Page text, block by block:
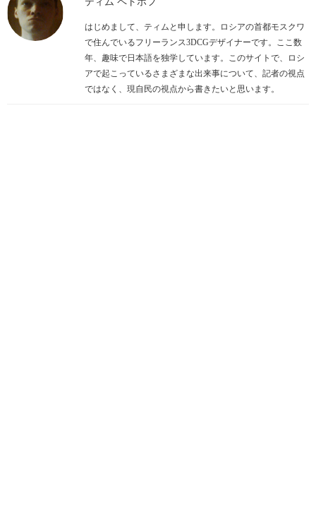
はじめまして、ティムと申します。ロシアの首都モスクワ
で住んでいるフリーランス3DCGデザイナーです。ここ数
年、趣味で日本語を独学しています。このサイトで、ロシ
アで起こっているさまざまな出来事について、記者の視点
ではなく、現自民の視点から書きたいと思います。